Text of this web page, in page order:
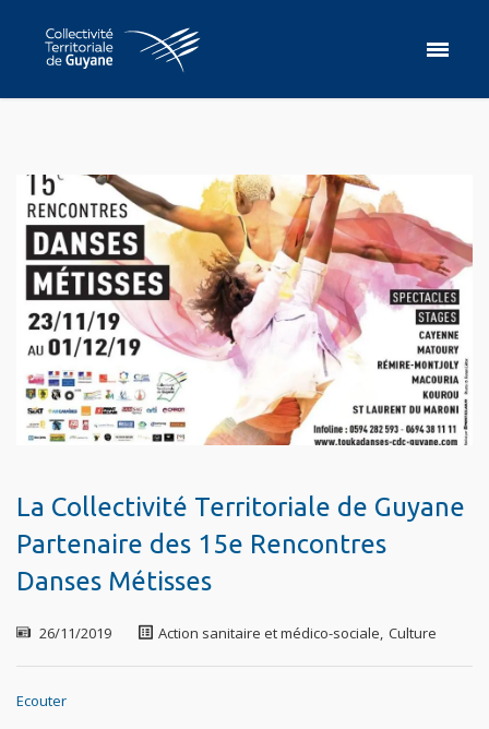
La Collectivité Territoriale de Guyane
Partenaire des 15e Rencontres
Danses Métisses
26/11/2019 Action sanitaire et médico-sociale, Culture
Ecouter